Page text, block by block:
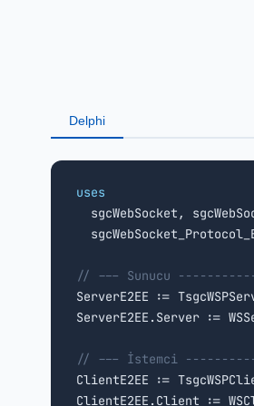
Delphi
uses
sgcWebSocket,
// --- Sunucu
ServerE2EE :=
ServerE2EE.Server :=
// --- İstemci
ClientE2EE :=
ClientE2EE.Client :=